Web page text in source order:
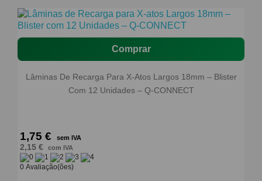
Comprar
Lâminas De Recarga Para X-Atos Largos 18mm – Blister
Com 12 Unidades – Q-CONNECT
1,75 € sem IVA
2,15 € com IVA
0 Avaliação(ões)